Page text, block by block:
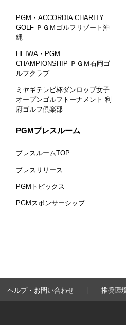
PGM・ACCORDIA CHARITY
GOLF ＰＧＭゴルフリゾート沖
縄
HEIWA・PGM
CHAMPIONSHIP ＰＧＭ石岡ゴ
ルフクラブ
ミヤギテレビ杯ダンロップ女子
オープンゴルフトーナメント 利
府ゴルフ倶楽部
PGMプレスルーム
プレスルームTOP
プレスリリース
PGMトピックス
PGMスポンサーシップ
ヘルプ・お問い合わせ 推奨環